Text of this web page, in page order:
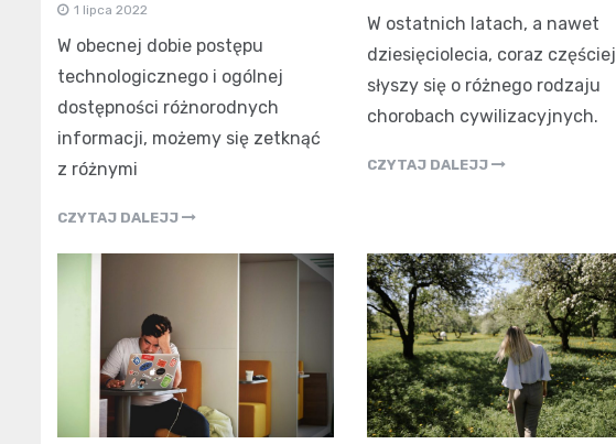
1 lipca 2022
W obecnej dobie postępu
technologicznego i ogólnej
dostępności różnorodnych
informacji, możemy się zetknąć
z różnymi
CZYTAJ DALEJJ
W ostatnich latach, a nawet
dziesięciolecia, coraz częściej
słyszy się o różnego rodzaju
chorobach cywilizacyjnych.
CZYTAJ DALEJJ